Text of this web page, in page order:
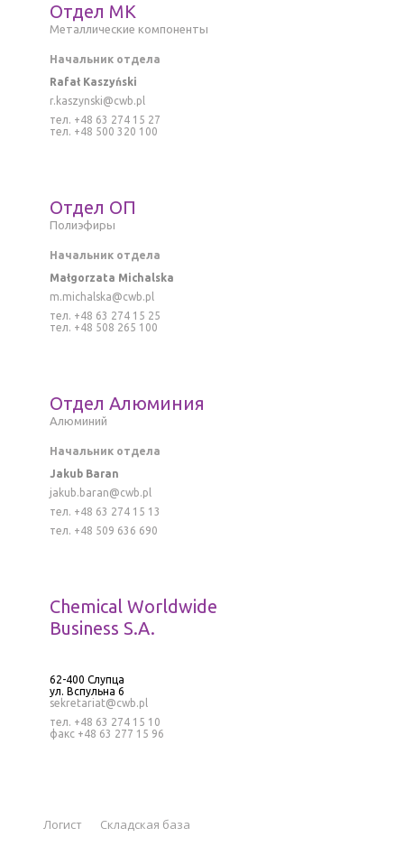
Отдел MK
Mеталлическиe компоненты
Начальник отдела
Rafał Kaszyński
r.kaszynski@cwb.pl
тел. +48 63 274 15 27
тел. +48 500 320 100
Отдел ОП
Полиэфиры
Начальник отдела
Małgorzata Michalska
m.michalska@cwb.pl
тел. +48 63 274 15 25
тел. +48 508 265 100
Отдел Алюминия
Алюминий
Начальник отдела
Jakub Baran
jakub.baran@cwb.pl
тел. +48 63 274 15 13
тел. +48 509 636 690
Chemical Worldwide
Business S.A.
62-400 Слупца
ул. Вспульна 6
sekretariat@cwb.pl
тел. +48 63 274 15 10
факс +48 63 277 15 96
Логист Складская база